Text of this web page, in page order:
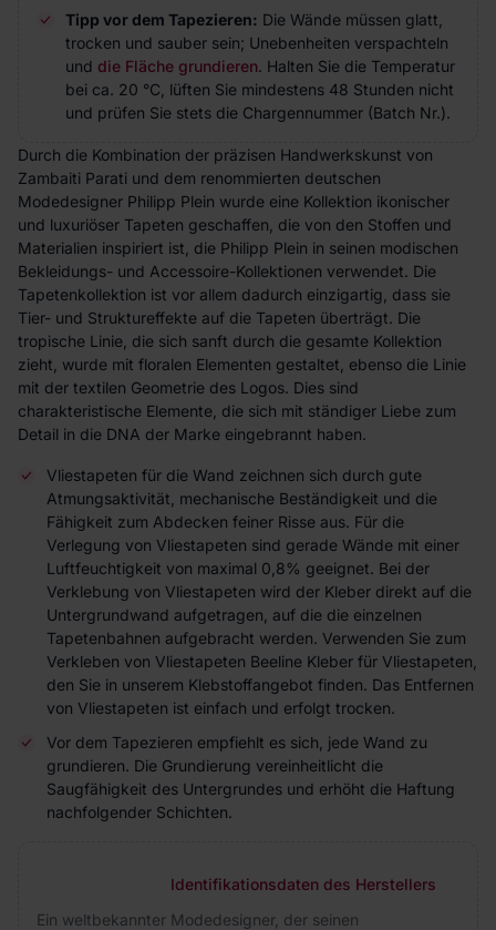
Tipp vor dem Tapezieren: Die Wände müssen glatt,
trocken und sauber sein; Unebenheiten verspachteln
und die Fläche grundieren. Halten Sie die Temperatur
bei ca. 20 °C, lüften Sie mindestens 48 Stunden nicht
und prüfen Sie stets die Chargennummer (Batch Nr.).
Durch die Kombination der präzisen Handwerkskunst von
Zambaiti Parati und dem renommierten deutschen
Modedesigner Philipp Plein wurde eine Kollektion ikonischer
und luxuriöser Tapeten geschaffen, die von den Stoffen und
Materialien inspiriert ist, die Philipp Plein in seinen modischen
Bekleidungs- und Accessoire-Kollektionen verwendet. Die
Tapetenkollektion ist vor allem dadurch einzigartig, dass sie
Tier- und Struktureffekte auf die Tapeten überträgt. Die
tropische Linie, die sich sanft durch die gesamte Kollektion
zieht, wurde mit floralen Elementen gestaltet, ebenso die Linie
mit der textilen Geometrie des Logos. Dies sind
charakteristische Elemente, die sich mit ständiger Liebe zum
Detail in die DNA der Marke eingebrannt haben.
Vliestapeten für die Wand zeichnen sich durch gute
Atmungsaktivität, mechanische Beständigkeit und die
Fähigkeit zum Abdecken feiner Risse aus. Für die
Verlegung von Vliestapeten sind gerade Wände mit einer
Luftfeuchtigkeit von maximal 0,8% geeignet. Bei der
Verklebung von Vliestapeten wird der Kleber direkt auf die
Untergrundwand aufgetragen, auf die die einzelnen
Tapetenbahnen aufgebracht werden. Verwenden Sie zum
Verkleben von Vliestapeten Beeline Kleber für Vliestapeten,
den Sie in unserem Klebstoffangebot finden. Das Entfernen
von Vliestapeten ist einfach und erfolgt trocken.
Vor dem Tapezieren empfiehlt es sich, jede Wand zu
grundieren. Die Grundierung vereinheitlicht die
Saugfähigkeit des Untergrundes und erhöht die Haftung
nachfolgender Schichten.
Identifikationsdaten des Herstellers
Ein weltbekannter Modedesigner, der seinen